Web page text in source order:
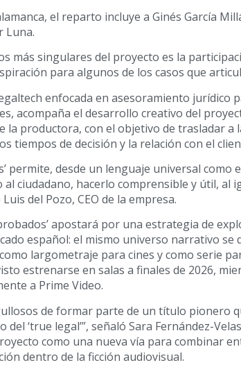
el reparto incluye a Ginés García
Luna.
más singulares del proyecto es la
para algunos de los casos que
enfocada en asesoramiento jurídico
acompaña el desarrollo creativo del
la productora, con el objetivo de trasladar a
tiempos de decisión y la relación con el
permite, desde un lenguaje universal como
al ciudadano, hacerlo comprensible y útil, al
del Pozo, CEO de la empresa.
apostará por una estrategia de
español: el mismo universo narrativo se
largometraje para cines y como serie
estrenarse en salas a finales de 2026,
a Prime Video.
de formar parte de un título pionero
‘true legal’”, señaló Sara Fernández-
como una nueva vía para combinar
dentro de la ficción audiovisual.